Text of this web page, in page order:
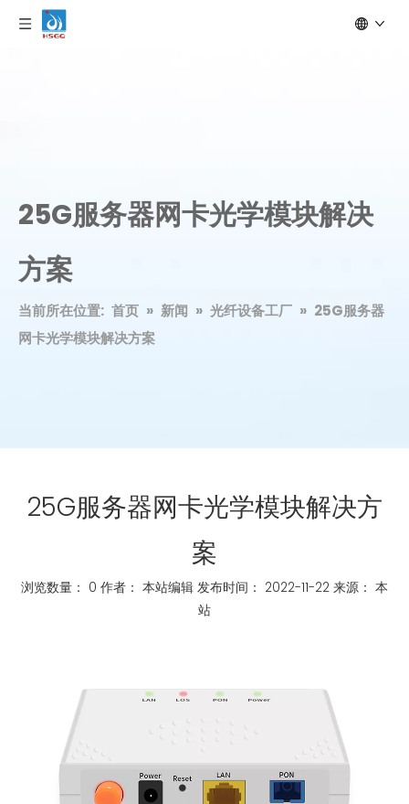
25G服务器网卡光学模块解决
方案
当前所在位置: 首页 » 新闻 » 光纤设备工厂 » 25G服务器
网卡光学模块解决方案
25G服务器网卡光学模块解决方
案
浏览数量： 0 作者： 本站编辑 发布时间： 2022-11-22 来源： 本
站